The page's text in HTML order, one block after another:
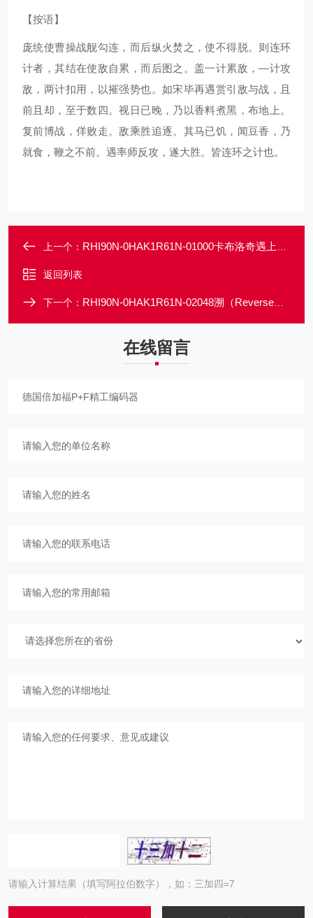
【按语】
庞统使曹操战舰勾连，而后纵火焚之，使不得脱。则连环
计者，其结在使敌自累，而后图之。盖一计累敌，—计攻
敌，两计扣用，以摧强势也。如宋毕再遇赏引敌与战，且
前且却，至于数四。视日已晚，乃以香料煮黑，布地上。
复前博战，佯败走。敌乘胜追逐。其马已饥，闻豆香，乃
就食，鞭之不前。遇率师反攻，遂大胜。皆连环之计也。
上一个： RHI90N-0HAK1R61N-01000卡布洛奇遇上倍加福P+F增量旋转编码器
返回列表
下一个： RHI90N-0HAK1R61N-02048溯（Reverse）倍加福P+F一级代理商编码器
在线留言
请输入计算结果（填写阿拉伯数字），如：三加四=7